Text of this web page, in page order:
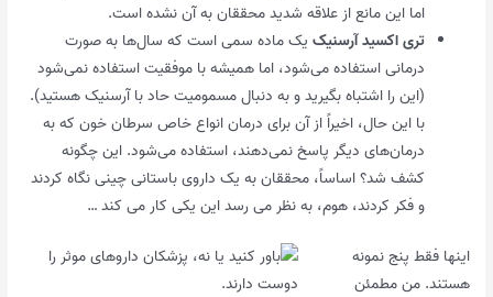
اما این مانع از علاقه شدید محققان به آن نشده است.
تری اکسید آرسنیک یک ماده سمی است که سال‌ها به صورت
درمانی استفاده می‌شود، اما همیشه با موفقیت استفاده نمی‌شود
(این را اشتباه بگیرید و به دنبال مسمومیت حاد با آرسنیک هستید).
با این حال، اخیراً از آن برای درمان انواع خاص سرطان خون که به
درمان‌های دیگر پاسخ نمی‌دهند، استفاده می‌شود. این چگونه
کشف شد؟ اساساً، محققان به یک داروی باستانی چینی نگاه کردند
و فکر کردند، هوم، به نظر می رسد این یکی کار می کند …
اینها فقط پنج نمونه
هستند. من مطمئن